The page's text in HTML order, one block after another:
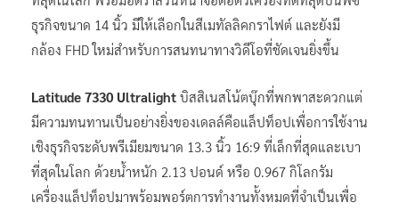
ธุรกิจขนาด 14 นิ้ว มีให้เลือกในสีเมทัลลิคกราไฟต์ และยังมี
กล้อง FHD ใหม่สำหรับการสนทนาทางวิดีโอที่ชัดเจนยิ่งขึ้น
Latitude 7330 Ultralight บิสสิเนสโน้ตบุ๊กที่พกพาสะดวกแต่
มีความทนทานเป็นอย่างยิ่งของเดลล์คือแล็ปท็อปเพื่อการใช้งาน
เชิงธุรกิจระดับพรีเมียมขนาด 13.3 นิ้ว 16:9 ที่เล็กที่สุดและเบา
ที่สุดในโลก ด้วยน้ำหนัก 2.13 ปอนด์ หรือ 0.967 กิโลกรัม
เครื่องแล็ปท็อปมาพร้อมพอร์ตการทำงานทั้งหมดที่จำเป็นเพื่อ